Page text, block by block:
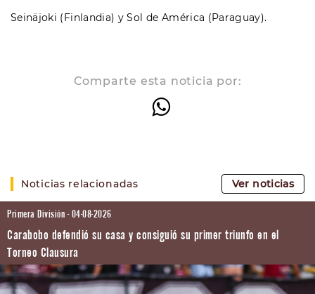
Seinäjoki (Finlandia) y Sol de América (Paraguay).
Comparte esta noticia por:
Noticias relacionadas Ver noticias
Primera División - 04-08-2026
Carabobo defendió su casa y consiguió su primer triunfo en el
Torneo Clausura